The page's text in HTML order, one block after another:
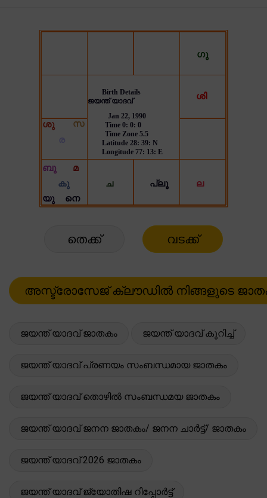
തെക്ക് വടക്ക്
ജയന്ത് യാദവ് ജാതകം ജയന്ത് യാദവ് കുറിച്ച്
ജയന്ത് യാദവ് പ്രണയം സംബന്ധമായ ജാതകം
ജയന്ത് യാദവ് തൊഴിൽ സംബന്ധമയ ജാതകം
ജയന്ത് യാദവ് ജനന ജാതകം/ ജനന ചാർട്ട്/ ജാതകം
ജയന്ത് യാദവ് 2026 ജാതകം
ജയന്ത് യാദവ് ജ്യോതിഷ റിപ്പോർട്ട്